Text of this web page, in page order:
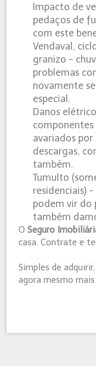
Impacto de
pedaços de
com este
Vendaval,
granizo -
problemas
novamente
especial.
Danos
avariados por
descargas,
também.
Tumulto
residenciais) -
podem vir do
também
OSeguro
casa. Contrate e
Simples de
agora mesmo